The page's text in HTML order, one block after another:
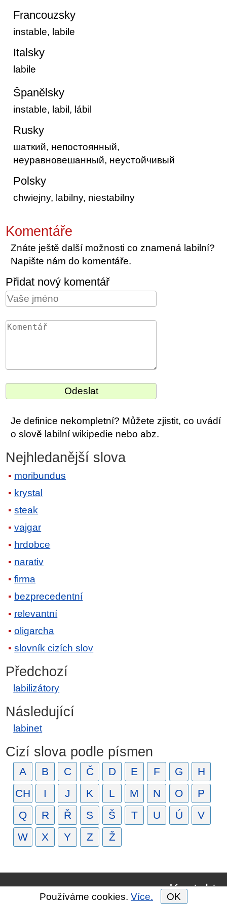
Francouzsky
instable, labile
Italsky
labile
Španělsky
instable, labil, lábil
Rusky
шаткий, непостоянный,
неуравновешанный, неустойчивый
Polsky
chwiejny, labilny, niestabilny
Komentáře
Znáte ještě další možnosti co znamená labilní?
Napište nám do komentáře.
Přidat nový komentář
Je definice nekompletní? Můžete zjistit, co uvádí
o slově labilní wikipedie nebo abz.
Nejhledanější slova
moribundus
krystal
steak
vajgar
hrdobce
narativ
firma
bezprecedentní
relevantní
oligarcha
slovník cizích slov
Předchozí
labilizátory
Následující
labinet
Cizí slova podle písmen
A B C Č D E F G
H
CH
I J K L M N O
P
Q
R Ř S Š T U Ú
V
W
X Y Z Ž
Kontakt
Používáme cookies. Více. OK